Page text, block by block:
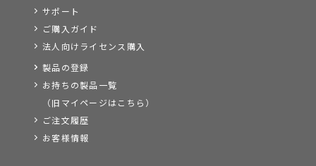
サポート
ご購入ガイド
法人向けライセンス購入
製品の登録
お持ちの製品一覧
（旧マイページはこちら）
ご注文履歴
お客様情報